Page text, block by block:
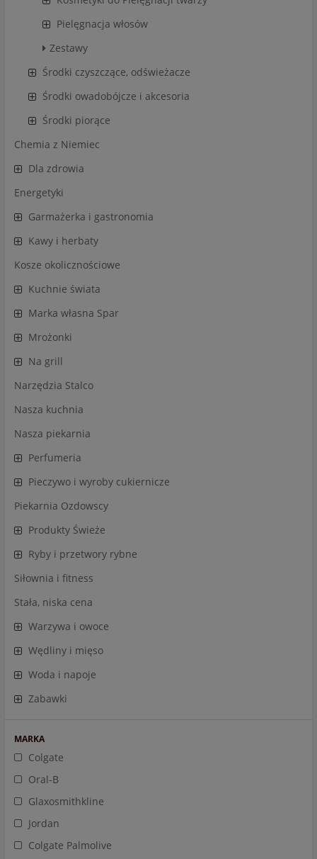
Pielęgnacja włosów
Zestawy
Środki czyszczące, odświeżacze
Środki owadobójcze i akcesoria
Środki piorące
Chemia z Niemiec
Dla zdrowia
Energetyki
Garmażerka i gastronomia
Kawy i herbaty
Kosze okolicznościowe
Kuchnie świata
Marka własna Spar
Mrożonki
Na grill
Narzędzia Stalco
Nasza kuchnia
Nasza piekarnia
Perfumeria
Pieczywo i wyroby cukiernicze
Piekarnia Ozdowscy
Produkty Świeże
Ryby i przetwory rybne
Siłownia i fitness
Stała, niska cena
Warzywa i owoce
Wędliny i mięso
Woda i napoje
Zabawki
MARKA
Colgate
Oral-B
Glaxosmithkline
Jordan
Colgate Palmolive